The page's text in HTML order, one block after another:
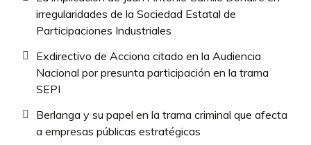
irregularidades de la Sociedad Estatal de
Participaciones Industriales
Exdirectivo de Acciona citado en la Audiencia
Nacional por presunta participación en la trama
SEPI
Berlanga y su papel en la trama criminal que afecta
a empresas públicas estratégicas